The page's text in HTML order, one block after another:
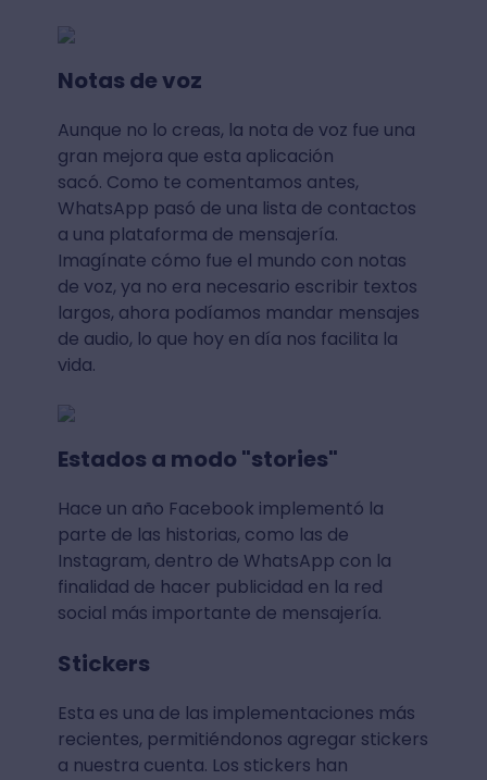
Notas de voz
Aunque no lo creas, la nota de voz fue una
gran mejora que esta aplicación
sacó. Como te comentamos antes,
WhatsApp pasó de una lista de contactos
a una plataforma de mensajería.
Imagínate cómo fue el mundo con notas
de voz, ya no era necesario escribir textos
largos, ahora podíamos mandar mensajes
de audio, lo que hoy en día nos facilita la
vida.
Estados a modo "stories"
Hace un año Facebook implementó la
parte de las historias, como las de
Instagram, dentro de WhatsApp con la
finalidad de hacer publicidad en la red
social más importante de mensajería.
Stickers
Esta es una de las implementaciones más
recientes, permitiéndonos agregar stickers
a nuestra cuenta. Los stickers han